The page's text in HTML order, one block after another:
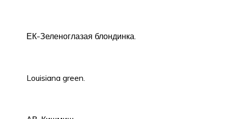
ЕК-Зеленоглазая блондинка.
Louisiana green.